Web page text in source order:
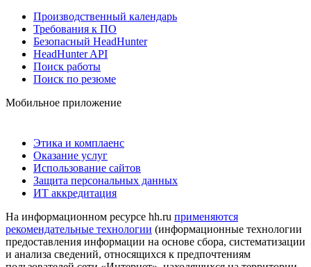
Производственный календарь
Требования к ПО
Безопасный HeadHunter
HeadHunter API
Поиск работы
Поиск по резюме
Мобильное приложение
Этика и комплаенс
Оказание услуг
Использование сайтов
Защита персональных данных
ИТ аккредитация
На информационном ресурсе hh.ru применяются
рекомендательные технологии (информационные технологии
предоставления информации на основе сбора, систематизации
и анализа сведений, относящихся к предпочтениям